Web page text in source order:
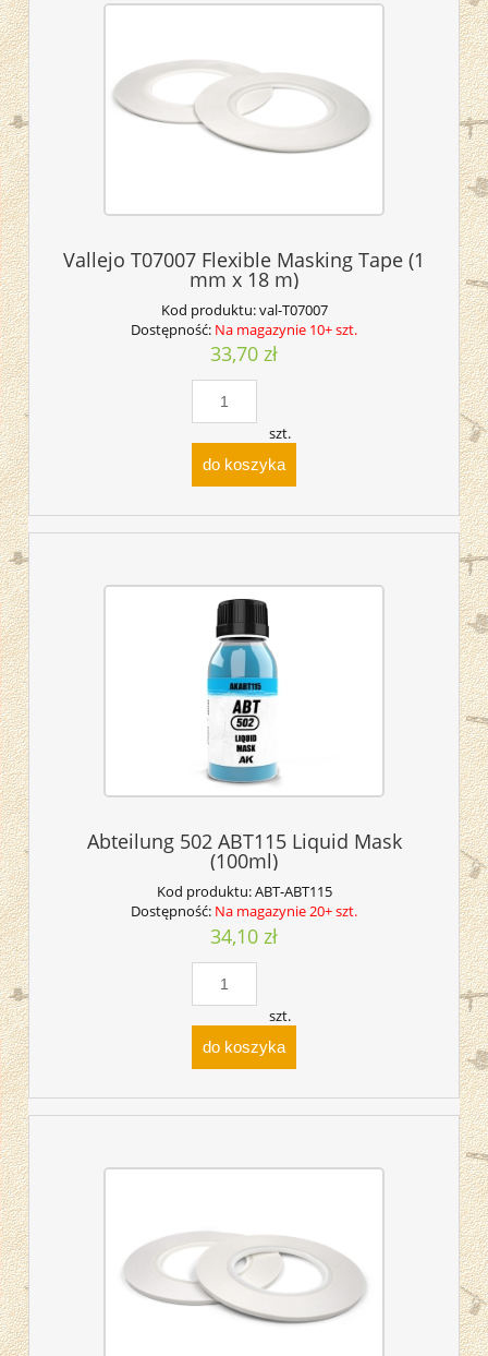
Vallejo T07007 Flexible Masking Tape (1
mm x 18 m)
Kod produktu:val-T07007
Dostępność: Na magazynie 10+ szt.
33,70 zł
szt.
do koszyka
Abteilung 502 ABT115 Liquid Mask
(100ml)
Kod produktu:ABT-ABT115
Dostępność: Na magazynie 20+ szt.
34,10 zł
szt.
do koszyka